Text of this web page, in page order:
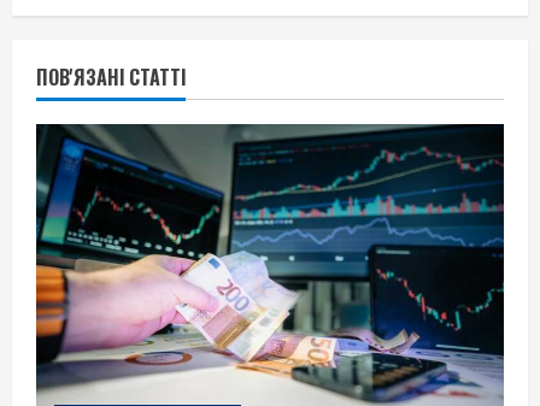
ПОВ'ЯЗАНІ СТАТТІ